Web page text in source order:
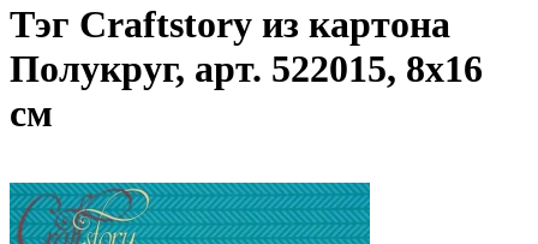
Тэг Craftstory из картона
Полукруг, арт. 522015, 8х16
см